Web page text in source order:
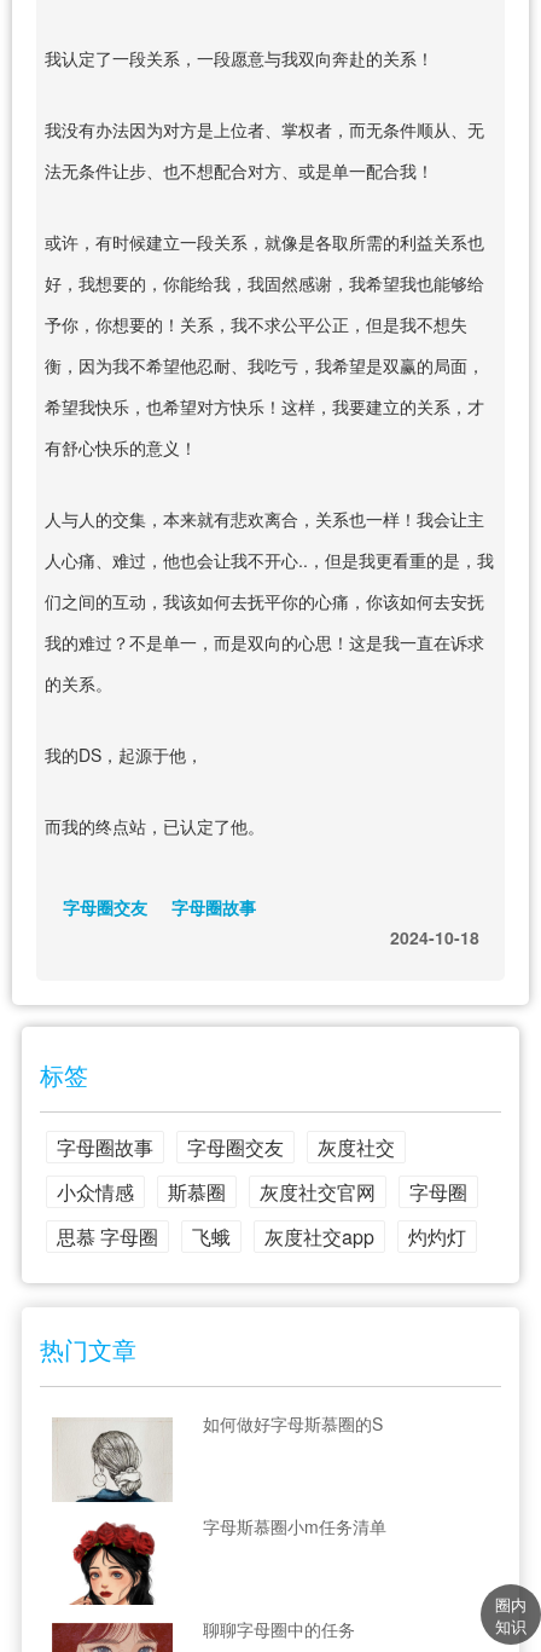
我认定了一段关系，一段愿意与我双向奔赴的关系！
我没有办法因为对方是上位者、掌权者，而无条件顺从、无
法无条件让步、也不想配合对方、或是单一配合我！
或许，有时候建立一段关系，就像是各取所需的利益关系也
好，我想要的，你能给我，我固然感谢，我希望我也能够给
予你，你想要的！关系，我不求公平公正，但是我不想失
衡，因为我不希望他忍耐、我吃亏，我希望是双赢的局面，
希望我快乐，也希望对方快乐！这样，我要建立的关系，才
有舒心快乐的意义！
人与人的交集，本来就有悲欢离合，关系也一样！我会让主
人心痛、难过，他也会让我不开心..，但是我更看重的是，我
们之间的互动，我该如何去抚平你的心痛，你该如何去安抚
我的难过？不是单一，而是双向的心思！这是我一直在诉求
的关系。
我的DS，起源于他，
而我的终点站，已认定了他。
字母圈交友
字母圈故事
2024-10-18
标签
字母圈故事 字母圈交友
灰度社交
小众情感
斯慕圈 灰度社交官网
字母圈
思慕 字母圈
飞蛾 灰度社交app 灼灼灯
热门文章
如何做好字母斯慕圈的S
字母斯慕圈小m任务清单
聊聊字母圈中的任务
圈内
知识